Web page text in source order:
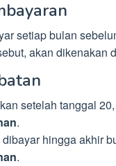
setiap bulan
akan dikenakan
setelah tanggal
.
hingga akhir
.